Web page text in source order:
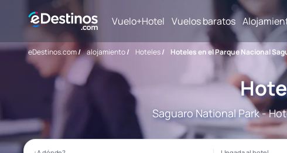
Vuelo+Hotel Vuelos baratos
eDestinos.com/ alojamiento/ Hoteles/ Hoteles en el Parque Nacional
Saguaro National Park -